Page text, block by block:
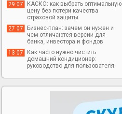
29 07
КАСКО: как выбрать оптимальную
цену без потери качества
страховой защиты
27 07
Бизнес-план: зачем он нужен и
чем отличаются версии для
банка, инвестора и фондов
13 07
Как часто нужно чистить
домашний кондиционер:
руководство для пользователя